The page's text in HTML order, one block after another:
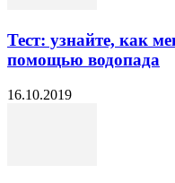
Тест: узнайте, как
помощью водопада
16.10.2019